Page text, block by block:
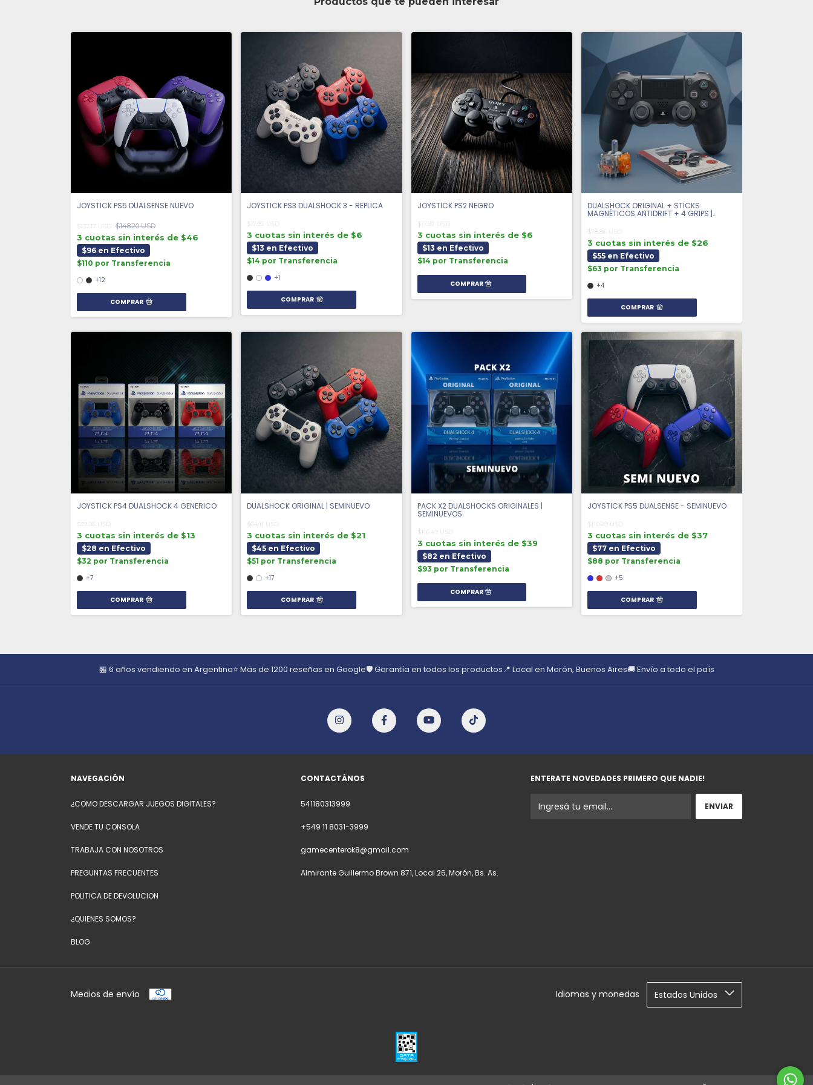
JOYSTICK PS5 DUALSENSE NUEVO
$137.17 USD $148.20 USD
3 cuotas sin interés de $46
$96 en Efectivo
$110 por Transferencia
+12
COMPRAR
JOYSTICK PS3 DUALSHOCK 3 - REPLICA
$17.92 USD
3 cuotas sin interés de $6
$13 en Efectivo
$14 por Transferencia
+1
COMPRAR
JOYSTICK PS2 NEGRO
$17.92 USD
3 cuotas sin interés de $6
$13 en Efectivo
$14 por Transferencia
DUALSHOCK ORIGINAL + STICKS
MAGNÉTICOS ANTIDRIFT + 4 GRIPS |
$78.86 USD
3 cuotas sin interés de $26
$55 en Efectivo
$63 por Transferencia
+4
COMPRAR
JOYSTICK PS4 DUALSHOCK 4 GENERICO
$39.98 USD
3 cuotas sin interés de $13
$28 en Efectivo
$32 por Transferencia
+7
COMPRAR
DUALSHOCK ORIGINAL | SEMINUEVO
$64.11 USD
3 cuotas sin interés de $21
$45 en Efectivo
$51 por Transferencia
+17
COMPRAR
PACK X2 DUALSHOCKS ORIGINALES |
SEMINUEVOS
$116.49 USD
3 cuotas sin interés de $39
$82 en Efectivo
$93 por Transferencia
JOYSTICK PS5 DUALSENSE - SEMINUEVO
$110.29 USD
3 cuotas sin interés de $37
$77 en Efectivo
$88 por Transferencia
+5
COMPRAR
🏪 6 años vendiendo en Argentina⭐ Más de 1200 reseñas en Google🛡️ Garantía en todos los productos📍 Local en Morón, Buenos Aires🚚 Envío a todo el país
NAVEGACIÓN
¿COMO DESCARGAR JUEGOS DIGITALES?
VENDE TU CONSOLA
TRABAJA CON NOSOTROS
PREGUNTAS FRECUENTES
POLITICA DE DEVOLUCION
¿QUIENES SOMOS?
BLOG
CONTACTÁNOS
541180313999
+549 11 8031-3999
gamecenterok8@gmail.com
Almirante Guillermo Brown 871, Local 26, Morón, Bs. As.
ENTERATE NOVEDADES PRIMERO QUE NADIE!
Medios de envío Idiomas y monedas